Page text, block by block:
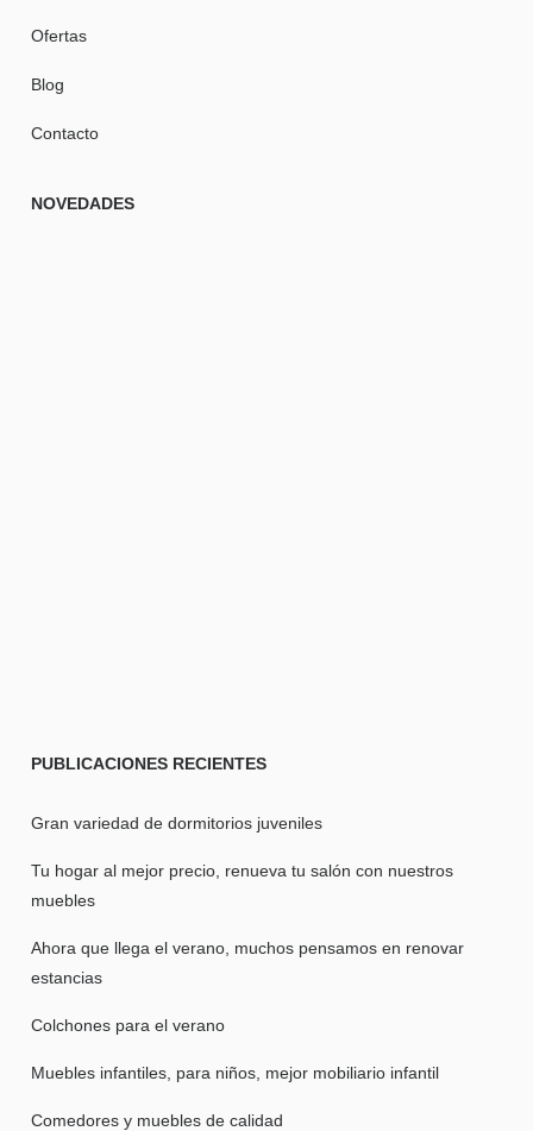
Ofertas
Blog
Contacto
NOVEDADES
PUBLICACIONES RECIENTES
Gran variedad de dormitorios juveniles
Tu hogar al mejor precio, renueva tu salón con nuestros
muebles
Ahora que llega el verano, muchos pensamos en renovar
estancias
Colchones para el verano
Muebles infantiles, para niños, mejor mobiliario infantil
Comedores y muebles de calidad